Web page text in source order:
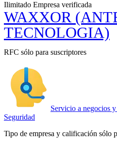
Ilimitado Empresa verificada
WAXXOR
TECNOLOGIA)
RFC sólo para suscriptores
Servicio a negocios
Seguridad
Tipo de empresa y calificación sólo